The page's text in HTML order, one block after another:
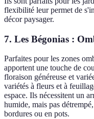
flexibilité leur permet de
décor paysager.
7. Les Bégonias :
Parfaites pour les zones
apportent une touche de
floraison généreuse et
variétés à fleurs et à
espace. Ils nécessitent un
humide, mais pas
bordures ou en pots.